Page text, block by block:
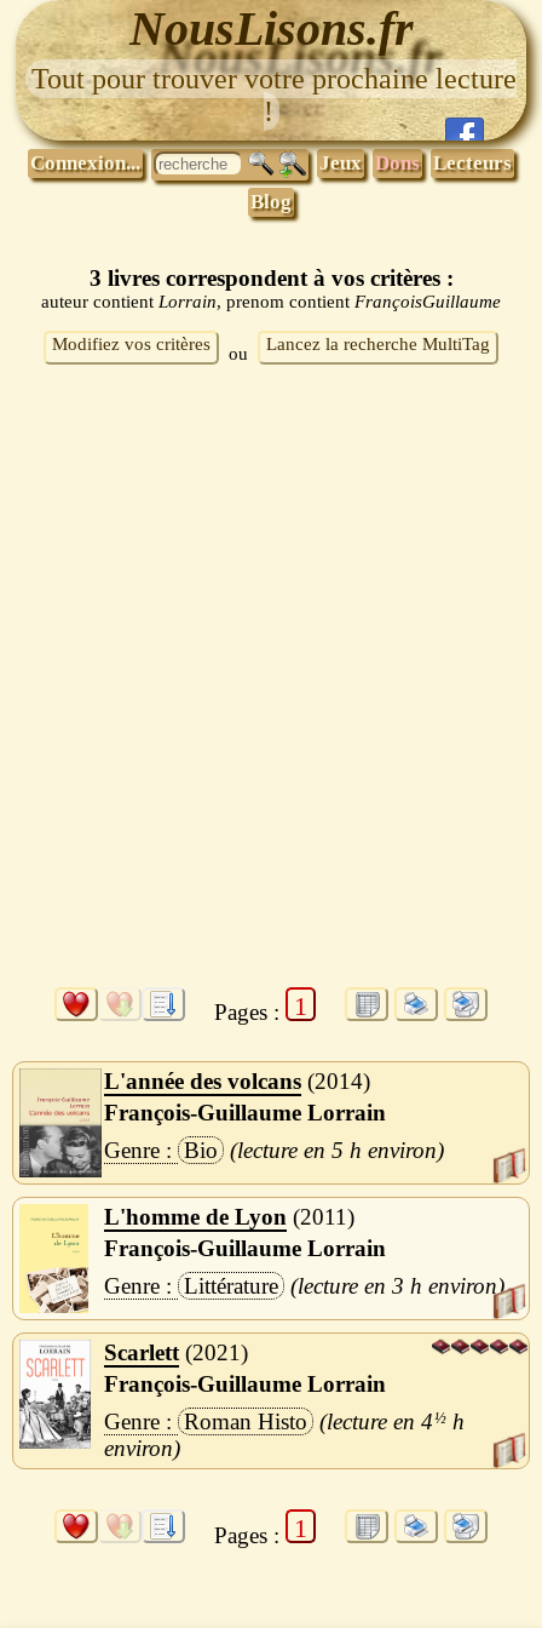
NousLisons.fr
Tout pour trouver votre prochaine lecture
!
Connexion... Jeux Dons Lecteurs
Blog
3 livres correspondent à vos critères :
auteur contient Lorrain, prenom contient FrançoisGuillaume
Modifiez vos critères ou Lancez la recherche MultiTag
Pages : 1
L'année des volcans 2014
François-Guillaume Lorrain
Bio
5 h
L'homme de Lyon
2011
François-Guillaume Lorrain
Littérature
3 h
Scarlett 2021
François-Guillaume Lorrain
Roman Histo
4½ h
Pages : 1